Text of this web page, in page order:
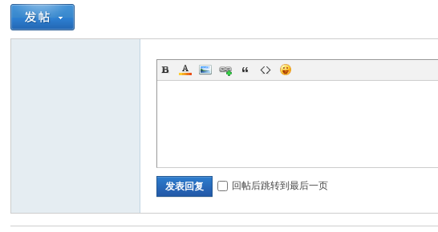
坛
发表回复 回帖后跳转到最后一页